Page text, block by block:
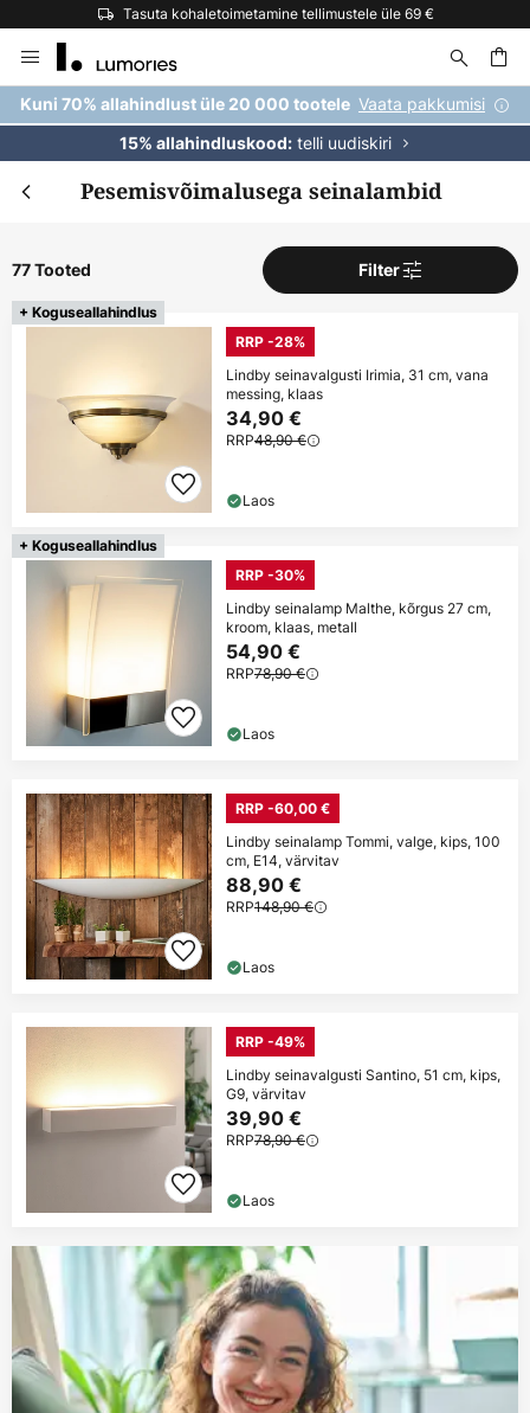
Tasuta kohaletoimetamine tellimustele üle 69 €
to
Content
Kuni 70% allahindlust üle 20 000 tootele Vaata pakkumisi
15% allahindluskood:telli uudiskiri
Pesemisvõimalusega seinalambid
77 Tooted Filter
+ Koguseallahindlus
RRP -28%
Lindby seinavalgusti Irimia, 31 cm, vana
messing, klaas
34,90 €
RRP48,90 €
Laos
+ Koguseallahindlus
RRP -30%
Lindby seinalamp Malthe, kõrgus 27 cm,
kroom, klaas, metall
54,90 €
RRP78,90 €
Laos
RRP -60,00 €
Lindby seinalamp Tommi, valge, kips, 100
cm, E14, värvitav
88,90 €
RRP148,90 €
Laos
RRP -49%
Lindby seinavalgusti Santino, 51 cm, kips,
G9, värvitav
39,90 €
RRP78,90 €
Laos